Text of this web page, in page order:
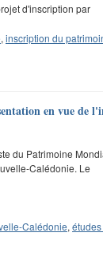
d'inscription par
, inscription du
en vue
du Patrimoine
Calédonie. Le
Calédonie,